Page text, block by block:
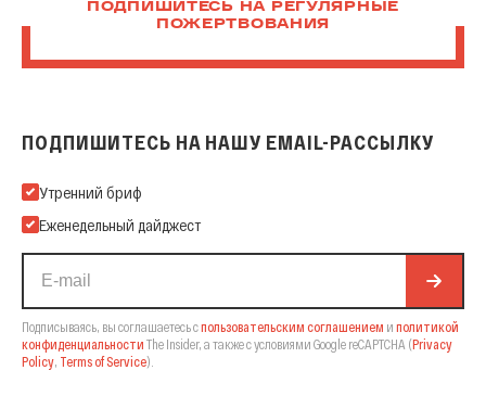
ПОДПИШИТЕСЬ НА РЕГУЛЯРНЫЕ
ПОЖЕРТВОВАНИЯ
ПОДПИШИТЕСЬ НА НАШУ EMAIL-РАССЫЛКУ
Подпишитесь на нашу Email-рассылку
Утренний бриф
Еженедельный дайджест
Подписываясь, вы соглашаетесь спользовательским соглашением и политикой
конфиденциальности The Insider, а также с условиями Google reCAPTCHA (Privacy
Policy, Terms of Service).